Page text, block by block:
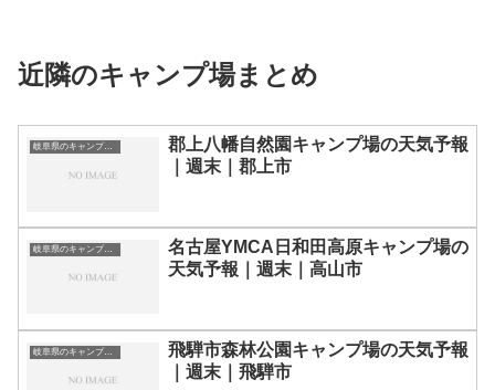
近隣のキャンプ場まとめ
岐阜県のキャンプ場一覧
郡上八幡自然園キャンプ場の天気予報
｜週末｜郡上市
岐阜県のキャンプ場一覧
名古屋YMCA日和田高原キャンプ場の
天気予報｜週末｜高山市
岐阜県のキャンプ場一覧
飛騨市森林公園キャンプ場の天気予報
｜週末｜飛騨市